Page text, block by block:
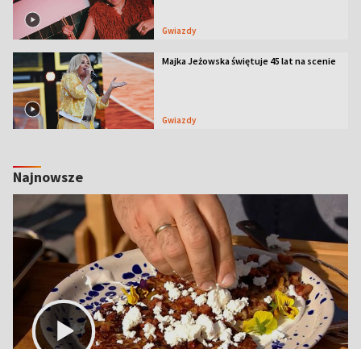
Gwiazdy
Majka Jeżowska świętuje 45 lat na scenie
Gwiazdy
Najnowsze